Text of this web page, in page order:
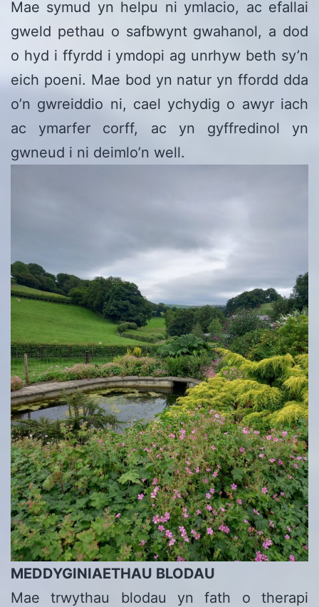
Mae symud yn helpu ni ymlacio, ac efallai
gweld pethau o safbwynt gwahanol, a dod
o hyd i ffyrdd i ymdopi ag unrhyw beth sy’n
eich poeni. Mae bod yn natur yn ffordd dda
o’n gwreiddio ni, cael ychydig o awyr iach
ac ymarfer corff, ac yn gyffredinol yn
gwneud i ni deimlo’n well.
MEDDYGINIAETHAU BLODAU
Mae trwythau blodau yn fath o therapi